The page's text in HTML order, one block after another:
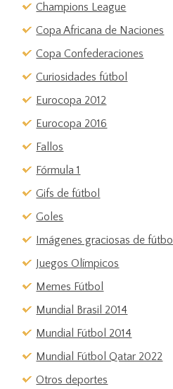
Champions League
Copa Africana de Naciones
Copa Confederaciones
Curiosidades fútbol
Eurocopa 2012
Eurocopa 2016
Fallos
Fórmula 1
Gifs de fútbol
Goles
Imágenes graciosas de fútbol
Juegos Olímpicos
Memes Fútbol
Mundial Brasil 2014
Mundial Fútbol 2014
Mundial Fútbol Qatar 2022
Otros deportes